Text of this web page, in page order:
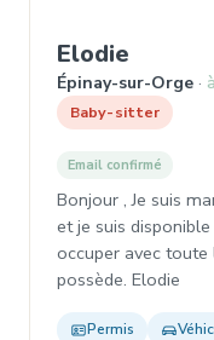
Elodie
Épinay-sur-Orge
Baby-sitter
Email confirmé
Bonjour , Je suis
et je suis
occuper avec
possède. Elodie
Permis